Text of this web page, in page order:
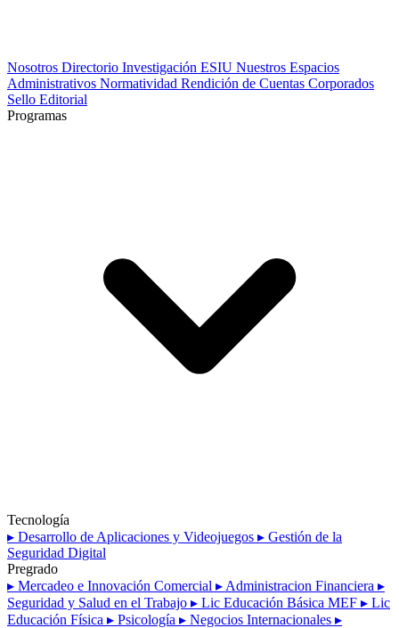
Nosotros Directorio Investigación ESIU Nuestros Espacios
Administrativos Normatividad Rendición de Cuentas Corporados
Sello Editorial
Programas
Tecnología
▸ Desarrollo de Aplicaciones y Videojuegos ▸ Gestión de la
Seguridad Digital
Pregrado
▸ Mercadeo e Innovación Comercial ▸ Administracion Financiera ▸
Seguridad y Salud en el Trabajo ▸ Lic Educación Básica MEF ▸ Lic
Educación Física ▸ Psicología ▸ Negocios Internacionales ▸